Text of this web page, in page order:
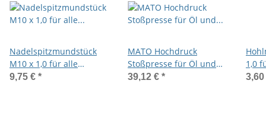
Nadelspitzmundstück
M10 x 1,0 für alle
Schmiernippelarten
9,75 € *
MATO Hochdruck
Stoßpresse für Öl und
Fließfette 150ccm mit
39,12 € *
1,0